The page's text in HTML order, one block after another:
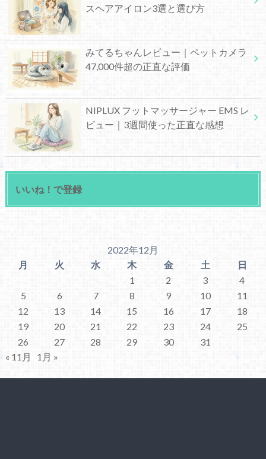
スヘアアイロン3選と選び方
みてるちゃんレビュー｜ペットカメラ
47,000件超の正直な評価
NIPLUX フットマッサージャー EMS レ
ビュー｜3週間使った正直な感想
いいね！で登録
2022年12月
月
火 水 木 金 土
日
1
2 3
4
5
6 7 8 9 10
11
12
13 14 15 16 17
18
19
20 21 22 23 24
25
26
27 28 29 30
31
« 11月
1月 »